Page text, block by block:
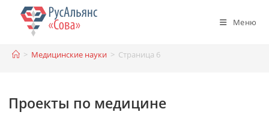
Перейти
содержимому
Меню
> Медицинские науки > Страница 6
Проекты по медицине